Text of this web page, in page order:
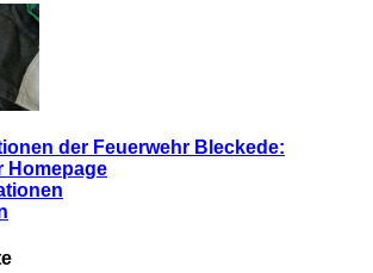
der Feuerwehr Bleckede:
Homepage